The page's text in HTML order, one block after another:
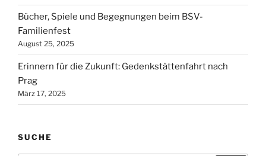
Bücher, Spiele und Begegnungen beim BSV-
Familienfest
August 25, 2025
Erinnern für die Zukunft: Gedenkstättenfahrt nach
Prag
März 17, 2025
SUCHE